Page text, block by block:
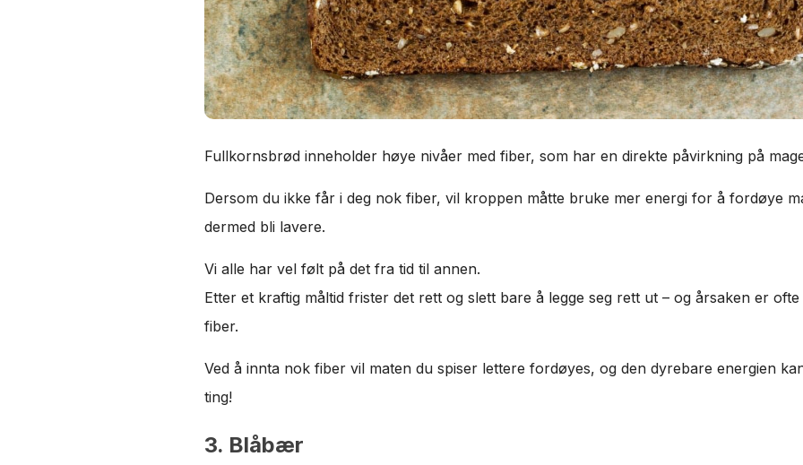
Fullkornsbrød inneholder høye nivåer med fiber, som har en direkte påvirkning på
Dersom du ikke får i deg nok fiber, vil kroppen måtte bruke mer energi for å fordøye
dermed bli lavere.
Vi alle har vel følt på det fra tid til annen.
Etter et kraftig måltid frister det rett og slett bare å legge seg rett ut – og årsaken er
fiber.
Ved å innta nok fiber vil maten du spiser lettere fordøyes, og den dyrebare energien
ting!
3. Blåbær